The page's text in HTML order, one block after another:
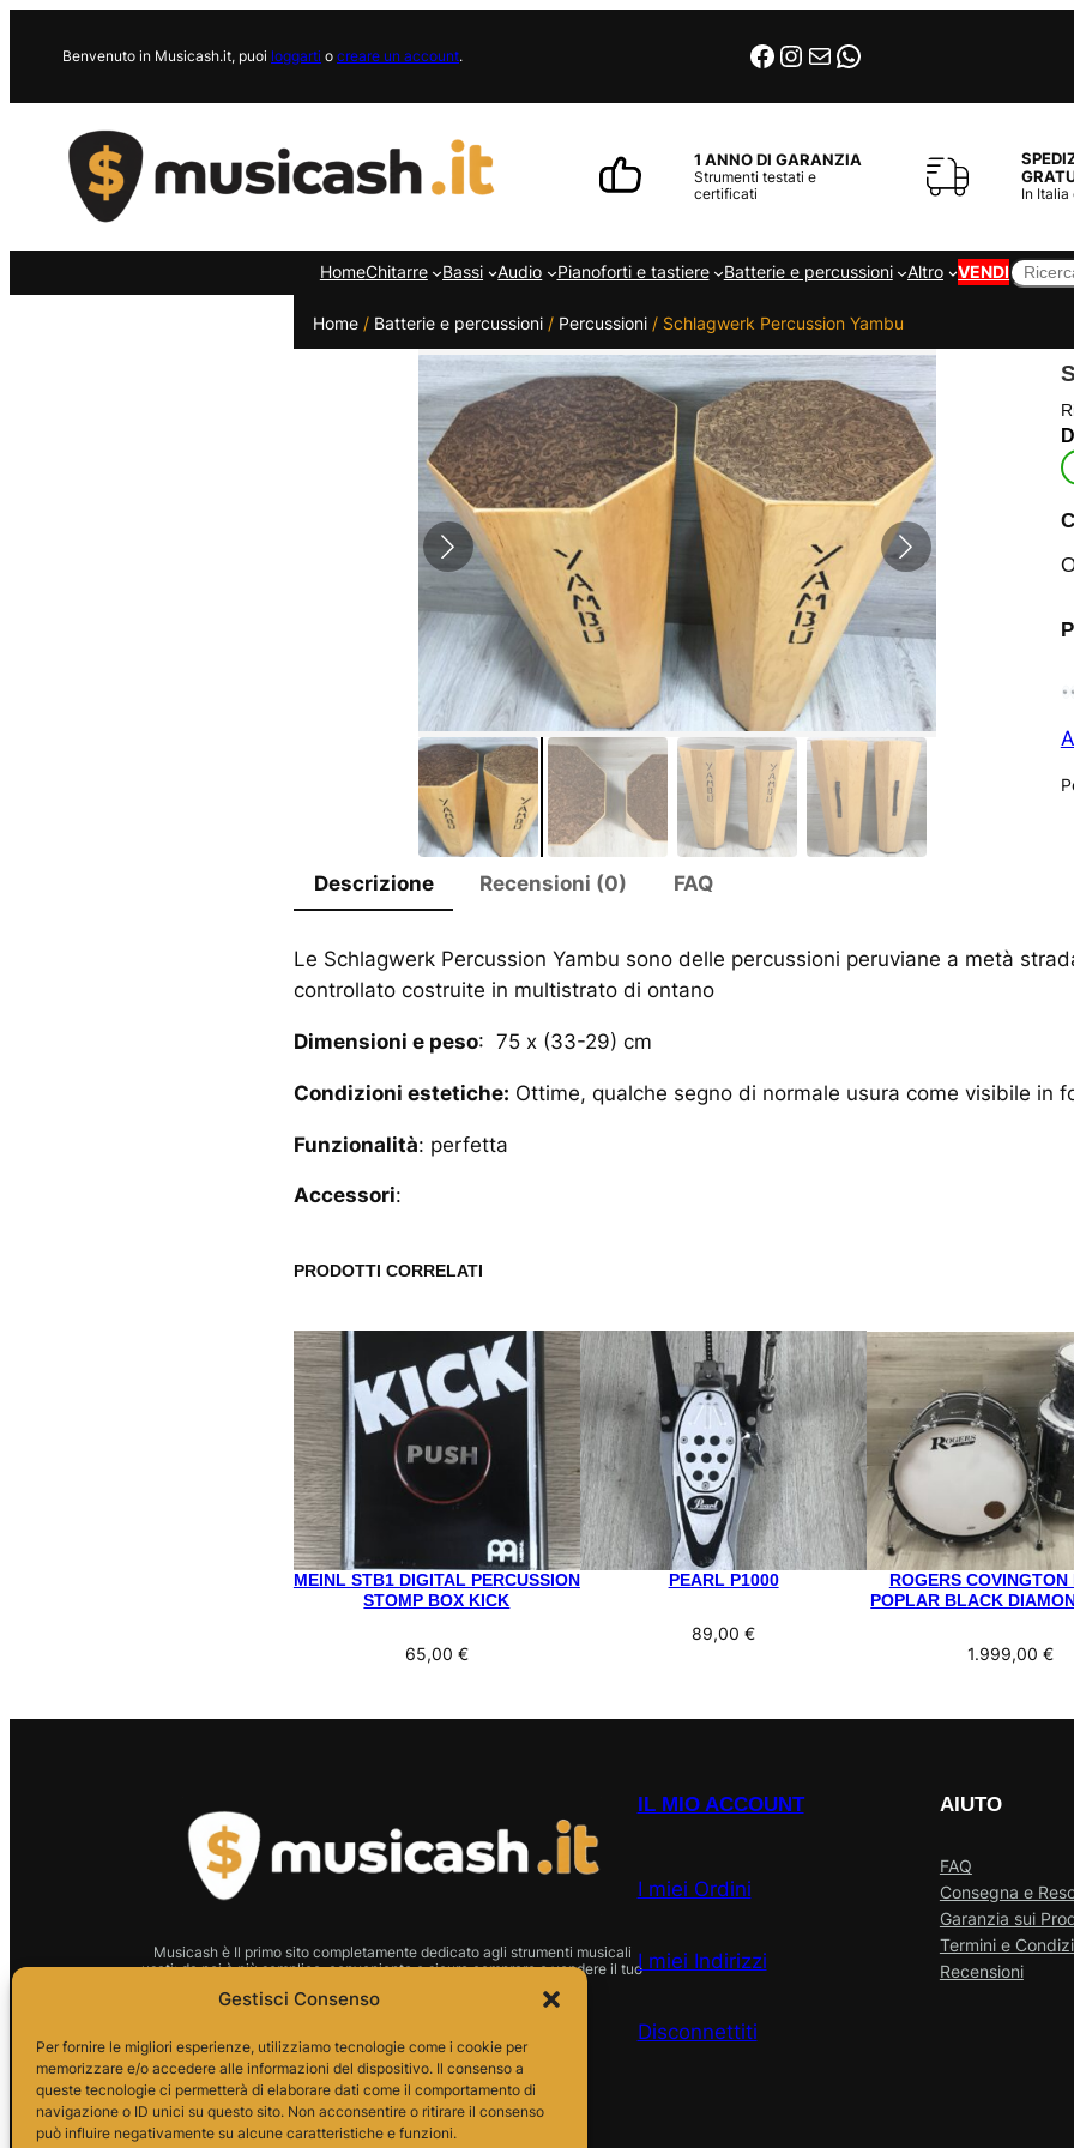
Gestisci Consenso
Per fornire le migliori esperienze, utilizziamo tecnologie come i cookie per
memorizzare e/o accedere alle informazioni del dispositivo. Il consenso a
queste tecnologie ci permetterà di elaborare dati come il comportamento di
navigazione o ID unici su questo sito. Non acconsentire o ritirare il consenso
può influire negativamente su alcune caratteristiche e funzioni.
Benvenuto in Musicash.it, puoi loggarti o creare un account. Facebook
Instagram
EmailWhatsApp
1 ANNO DI GARANZIA
Strumenti testati e
certificati
In
HomeChitarre Bassi Audio Pianoforti e tastiere Batterie e percussioni Altro VENDICerca
Home/ Batterie e percussioni/ Percussioni/ Schlagwerk Percussion Yambu
Descrizione Recensioni (0) FAQ
Le Schlagwerk Percussion Yambu sono delle percussioni peruviane a metà
controllato costruite in multistrato di ontano
Dimensioni e peso: 75 x (33-29) cm
Condizioni estetiche: Ottime, qualche segno di normale usura come visibile in
Funzionalità: perfetta
Accessori:
PRODOTTI CORRELATI
MEINL STB1 DIGITAL PERCUSSION
STOMP BOX KICK
65,00 €
PEARL P1000
89,00€
ROGERS COVINGTON
POPLAR BLACK
1.999,00 €
Musicash è Il primo sito completamente dedicato agli strumenti musicali
usati: da noi è più semplice, conveniente e sicuro comprare o vendere il tuo
P.I.01666210628 Indirizzo:
Via Alessandro da Telese, 7
82037 Telese Terme
IL MIO ACCOUNT
I miei Ordini
I miei Indirizzi
Disconnettiti
AIUTO
FAQ
Consegna e
Garanzia sui
Termini e
Recensioni